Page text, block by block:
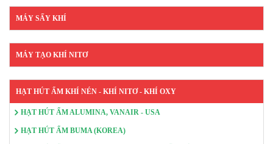
MÁY SẤY KHÍ
MÁY TẠO KHÍ NITƠ
HẠT HÚT ẨM KHÍ NÉN - KHÍ NITƠ - KHÍ OXY
HẠT HÚT ẨM ALUMINA, VANAIR - USA
HẠT HÚT ẨM BUMA (KOREA)